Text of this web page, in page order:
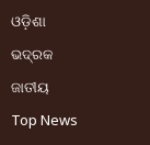
ଓଡ଼ିଶା
ଭଦ୍ରକ
ଜାତୀୟ
Top News